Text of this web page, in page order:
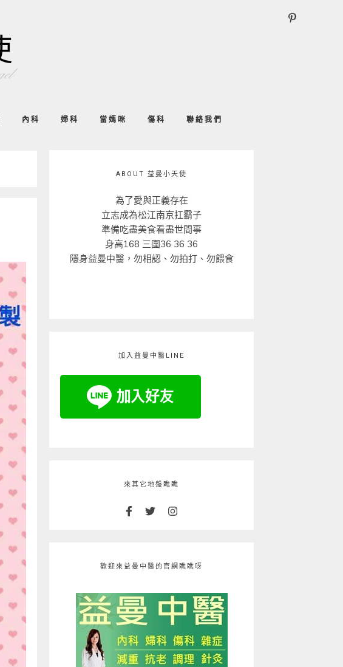
內科 婦科 當媽咪 傷科 聯絡我們
ABOUT 益曼小天使
為了愛與正義存在
立志成為松江南京扛霸子
準備吃盡美食看盡世間事
身高168 三圍36 36 36
隱身益曼中醫，勿相認、勿拍打、勿餵食
加入益曼中醫LINE
來其它地盤瞧瞧
歡迎來益曼中醫的官網瞧瞧呀